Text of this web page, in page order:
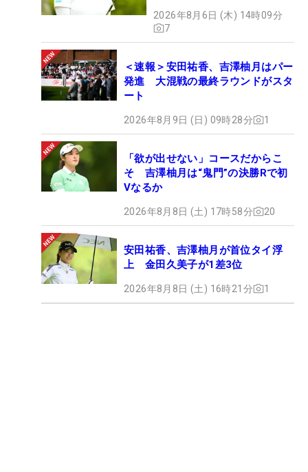
2026年8月6日 (木) 14時09分
7
＜速報＞安田祐香、吉澤柚月はパー
発進 大混戦の最終ラウンドがスタ
ート
2026年8月9日 (日) 09時28分 1
「欲が出せない」コースだからこ
そ 吉澤柚月は“鬼門”の決勝Rで初
Vなるか
2026年8月8日 (土) 17時58分 20
安田祐香、吉澤柚月が首位タイ浮
上 金田久美子が1差3位
2026年8月8日 (土) 16時21分 1